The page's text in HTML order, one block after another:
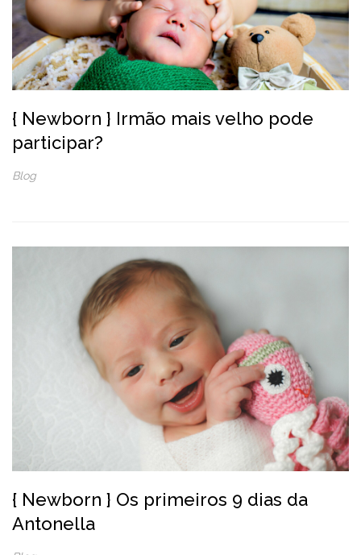
{ Newborn } Irmão mais velho pode
participar?
Blog
{ Newborn } Os primeiros 9 dias da
Antonella